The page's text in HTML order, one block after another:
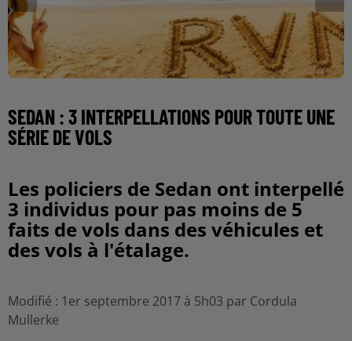
SEDAN : 3 INTERPELLATIONS POUR TOUTE UNE
SÉRIE DE VOLS
Les policiers de Sedan ont interpellé
3 individus pour pas moins de 5
faits de vols dans des véhicules et
des vols à l'étalage.
Modifié : 1er septembre 2017 à 5h03 par Cordula
Mullerke